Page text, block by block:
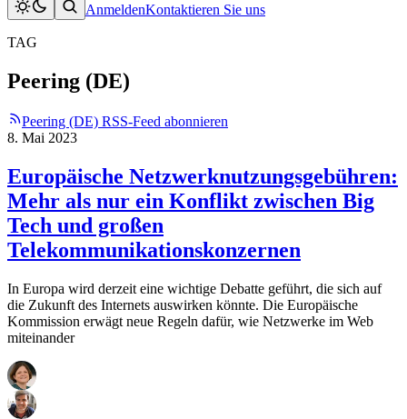
AnmeldenKontaktieren Sie uns
TAG
Peering (DE)
Peering (DE) RSS-Feed abonnieren
8. Mai 2023
Europäische Netzwerknutzungsgebühren:
Mehr als nur ein Konflikt zwischen Big
Tech und großen
Telekommunikationskonzernen
In Europa wird derzeit eine wichtige Debatte geführt, die sich auf
die Zukunft des Internets auswirken könnte. Die Europäische
Kommission erwägt neue Regeln dafür, wie Netzwerke im Web
miteinander